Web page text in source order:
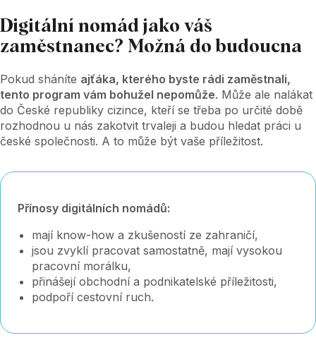
Digitální nomád jako váš
zaměstnanec? Možná do budoucna
Pokud sháníte ajťáka, kterého byste rádi zaměstnali,
tento program vám bohužel nepomůže. Může ale nalákat
do České republiky cizince, kteří se třeba po určité době
rozhodnou u nás zakotvit trvaleji a budou hledat práci u
české společnosti. A to může být vaše příležitost.
Přínosy digitálních nomádů:
mají know-how a zkušeností ze zahraničí,
jsou zvyklí pracovat samostatně, mají vysokou
pracovní morálku,
přinášejí obchodní a podnikatelské příležitosti,
podpoří cestovní ruch.